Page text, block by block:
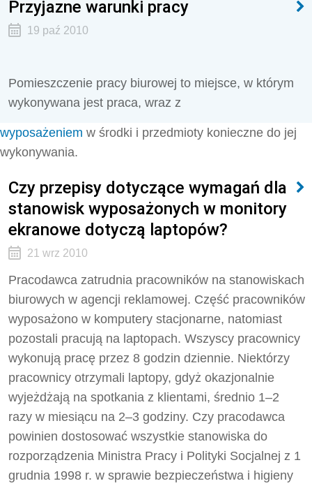
Przyjazne warunki pracy
19 paź 2010
Pomieszczenie pracy biurowej to miejsce, w którym
wykonywana jest praca, wraz z
wyposażeniem w środki i przedmioty konieczne do jej
wykonywania.
Czy przepisy dotyczące wymagań dla
stanowisk wyposażonych w monitory
ekranowe dotyczą laptopów?
21 wrz 2010
Pracodawca zatrudnia pracowników na stanowiskach
biurowych w agencji reklamowej. Część pracowników
wyposażono w komputery stacjonarne, natomiast
pozostali pracują na laptopach. Wszyscy pracownicy
wykonują pracę przez 8 godzin dziennie. Niektórzy
pracownicy otrzymali laptopy, gdyż okazjonalnie
wyjeżdżają na spotkania z klientami, średnio 1–2
razy w miesiącu na 2–3 godziny. Czy pracodawca
powinien dostosować wszystkie stanowiska do
rozporządzenia Ministra Pracy i Polityki Socjalnej z 1
grudnia 1998 r. w sprawie bezpieczeństwa i higieny